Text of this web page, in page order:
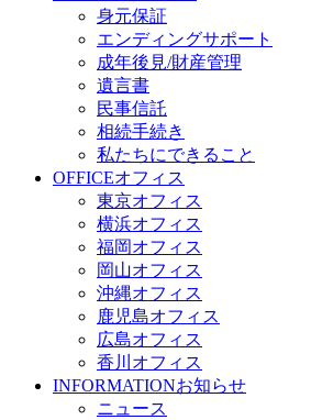
身元保証
エンディングサポート
成年後見/財産管理
遺言書
民事信託
相続手続き
私たちにできること
OFFICEオフィス
東京オフィス
横浜オフィス
福岡オフィス
岡山オフィス
沖縄オフィス
鹿児島オフィス
広島オフィス
香川オフィス
INFORMATIONお知らせ
ニュース